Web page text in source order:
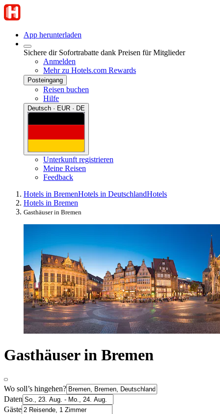
App herunterladen
Sichere dir Sofortrabatte dank Preisen für Mitglieder
Anmelden
Mehr zu Hotels.com Rewards
Posteingang
Reisen buchen
Hilfe
Deutsch · EUR · DE
Unterkunft registrieren
Meine Reisen
Feedback
Hotels in BremenHotels in DeutschlandHotels
Hotels in Bremen
Gasthäuser in Bremen
Gasthäuser in Bremen
Wo soll’s hingehen?
Daten
Gäste